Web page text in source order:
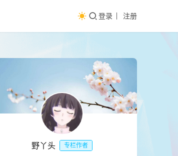
登录 注册
野丫头 专栏作者